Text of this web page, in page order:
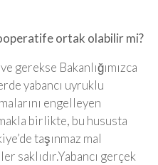
ortak olabilir mi?
gerekse Bakanlığımızca
yabancı uyruklu
engelleyen
birlikte, bu hususta
taşınmaz mal
saklıdır.Yabancı gerçek